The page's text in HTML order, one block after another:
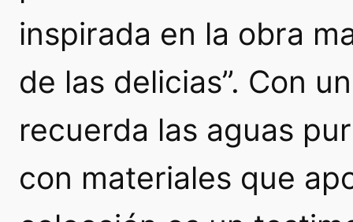
inspirada en la obra
de las delicias”. Con
recuerda las aguas
con materiales que